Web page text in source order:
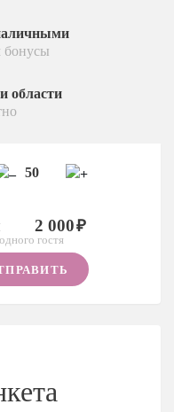
бонусы
области
50
2 000
гостя